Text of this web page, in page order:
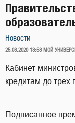
Новости
ОПУБЛИКОВАНО
25.08.2020 13:58 МОЙ
Кабинет
кредитам до трех
Подписанное